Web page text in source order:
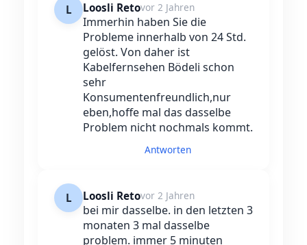
L Loosli Retovor 2 Jahren
Immerhin haben Sie die
Probleme innerhalb von 24 Std.
gelöst. Von daher ist
Kabelfernsehen Bödeli schon
sehr
Konsumentenfreundlich,nur
eben,hoffe mal das dasselbe
Problem nicht nochmals kommt.
Antworten
L Loosli Retovor 2 Jahren
bei mir dasselbe. in den letzten 3
monaten 3 mal dasselbe
problem. immer 5 minuten